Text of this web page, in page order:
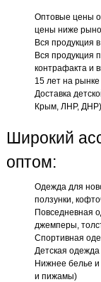
Оптовые цены
цены ниже
Вся продукция
Вся продукция
контрафакта и
15 лет на
Доставка
Крым, ЛНР, ДНР)
Широкий
оптом:
Одежда для
ползунки,
Повседневная
джемперы,
Спортивная
Детская
Нижнее белье и
и пижамы)